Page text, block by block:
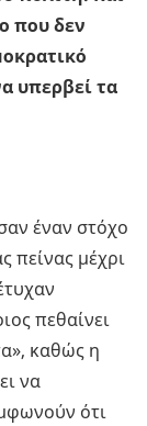
που δεν
υπερβεί τα
έναν στόχο
πείνας μέχρι
πεθαίνει
καθώς η
να
ότι